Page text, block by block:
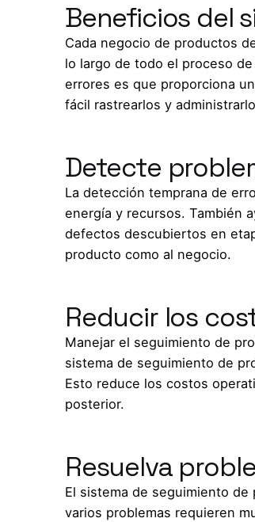
Beneficios del
Cada negocio de productos
lo largo de todo el proceso
errores es que proporciona
fácil rastrearlos y
Detecte
La detección temprana de
energía y recursos. También
defectos descubiertos en
producto como al negocio.
Reducir los
Manejar el seguimiento de
sistema de seguimiento de
Esto reduce los costos
posterior.
Resuelva
El sistema de seguimiento
varios problemas requieren